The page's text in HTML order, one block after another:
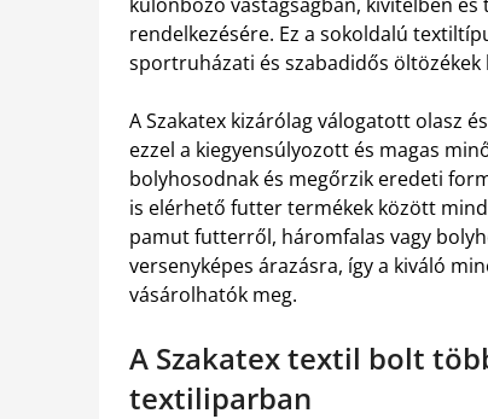
rendelkezésére. Ez a sokoldalú
sportruházati és szabadidős öltözékek
A Szakatex kizárólag válogatott olasz
ezzel a kiegyensúlyozott és magas
bolyhosodnak és megőrzik eredeti
is elérhető futter termékek között
pamut futterről, háromfalas vagy
versenyképes árazásra, így a kiváló
vásárolhatók meg.
A Szakatex textil bolt
textiliparban